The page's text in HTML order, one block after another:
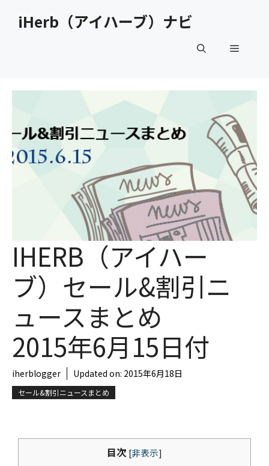
iHerb（アイハーブ）ナビ
メ
ー
IHERB（アイハー
ブ）セール&割引ニ
ュースまとめ
2015年6月15日付
iherblogger Updated on: 2015年6月18日
セール&割引ニュースまとめ
目次 [非表示]